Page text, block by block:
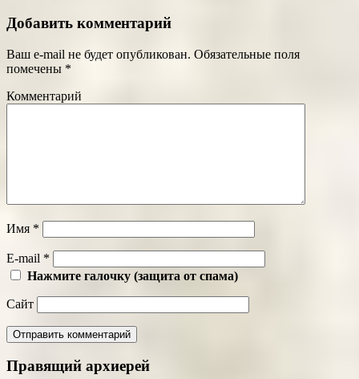
Добавить комментарий
Ваш e-mail не будет опубликован. Обязательные поля
помечены *
Комментарий
Имя *
E-mail *
Нажмите галочку (защита от спама)
Сайт
Правящий архиерей